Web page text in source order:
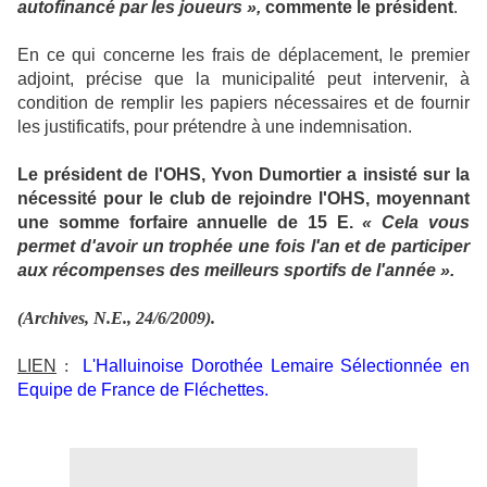
autofinancé par les joueurs », commente le président.
En ce qui concerne les frais de déplacement, le premier
adjoint, précise que la municipalité peut intervenir, à
condition de remplir les papiers nécessaires et de fournir
les justificatifs, pour prétendre à une indemnisation.
Le président de l'OHS, Yvon Dumortier a insisté sur la
nécessité pour le club de rejoindre l'OHS, moyennant
une somme forfaire annuelle de 15 E. « Cela vous
permet d'avoir un trophée une fois l'an et de participer
aux récompenses des meilleurs sportifs de l'année ».
(Archives, N.E., 24/6/2009).
LIEN :
L'Halluinoise Dorothée Lemaire Sélectionnée en
Equipe de France de Fléchettes.